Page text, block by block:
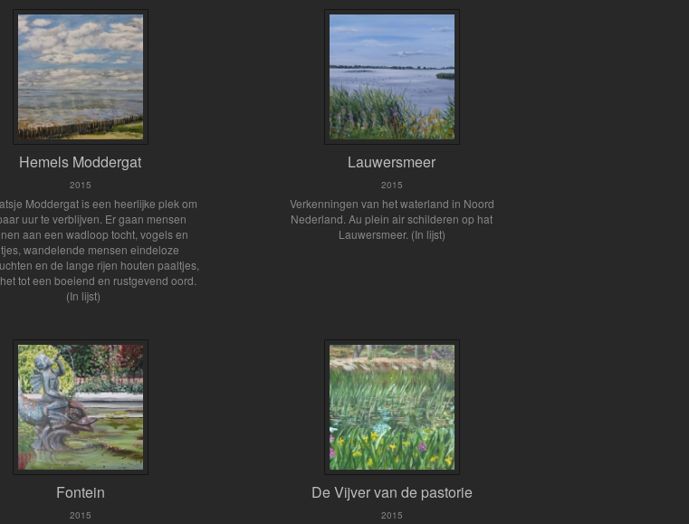
Hemels Moddergat
2015
Moddergat is een heerlijke plek om
uur te verblijven. Er gaan mensen
aan een wadloop tocht, vogels en
wandelende mensen eindeloze
en de lange rijen houten paaltjes,
tot een boeiend en rustgevend oord.
(In lijst)
Lauwersmeer
2015
Verkenningen van het waterland in Noord
Nederland. Au plein air schilderen op hat
Lauwersmeer. (In lijst)
Fontein
2015
De Vijver van de pastorie
2015